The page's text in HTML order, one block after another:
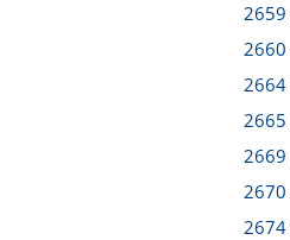
2659
2660
2664
2665
2669
2670
2674